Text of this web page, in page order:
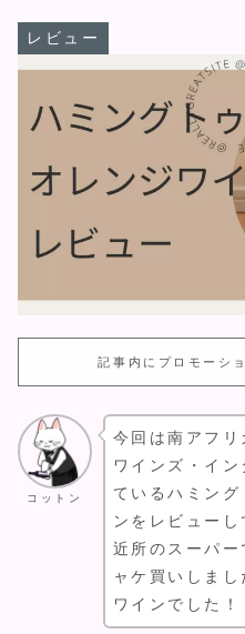
レビュー
記事内にプロモーシ
コットン
今回は南アフリ
ワインズ・イ
ているハミン
ンをレビューし
近所のスーパ
ャケ買いしま
ワインでした！